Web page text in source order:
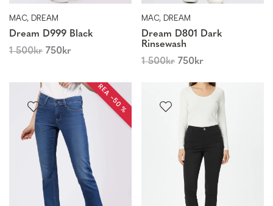
MAC, DREAM
Dream D999 Black
1 500kr 750kr
MAC, DREAM
Dream D801 Dark
Rinsewash
1 500kr 750kr
REA −50 %